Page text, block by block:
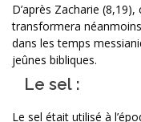
D’après Zacharie
transformera
dans les temps
jeûnes bibliques.
Le sel :
Le sel était utilisé à